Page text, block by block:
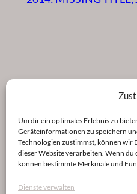
Um dir ein optimales Erlebnis zu
Geräteinformationen zu speichern
Technologien zustimmst, können wir
dieser Website verarbeiten. Wenn
können bestimmte Merkmale und
Dienste verwalten